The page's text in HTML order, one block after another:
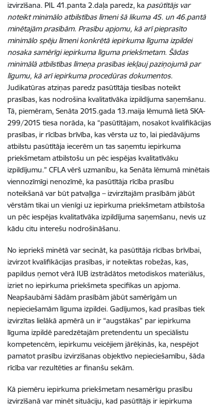
izvirzīšana. PIL 41.panta 2.daļa paredz, ka pasūtītājs var
noteikt minimālo atbilstības līmeni šā likuma 45. un 46.pantā
minētajām prasībām. Prasību apjomu, kā arī pieprasīto
minimālo spēju līmeni konkrētā iepirkuma līguma izpildei
nosaka samērīgi iepirkuma līguma priekšmetam. Šādas
minimālā atbilstības līmeņa prasības iekļauj paziņojumā par
līgumu, kā arī iepirkuma procedūras dokumentos.
Judikatūras atziņas paredz pasūtītāja tiesības noteikt
prasības, kas nodrošina kvalitatīvāka izpildījuma saņemšanu.
Tā, piemēram, Senāta 2015.gada 13.maija lēmumā lietā SKA-
299/2015 tiesa norāda, ka “pasūtītājam, nosakot kvalifikācijas
prasības, ir rīcības brīvība, kas vērsta uz to, lai piedāvājums
atbilstu pasūtītāja iecerēm un tas saņemtu iepirkuma
priekšmetam atbilstošu un pēc iespējas kvalitatīvāku
izpildījumu.” CFLA vērš uzmanību, ka Senāta lēmumā minētais
viennozīmīgi nenozīmē, ka pasūtītāja rīcība prasību
noteikšanā var būt patvaļīga – izvirzītajām prasībām jābūt
vērstām tikai un vienīgi uz iepirkuma priekšmetam atbilstoša
un pēc iespējas kvalitatīvāka izpildījuma saņemšanu, nevis uz
kādu citu interešu nodrošināšanu.
No iepriekš minētā var secināt, ka pasūtītāja rīcības brīvībai,
izvirzot kvalifikācijas prasības, ir noteiktas robežas, kas,
papildus ņemot vērā IUB izstrādātos metodiskos materiālus,
izriet no iepirkuma priekšmeta specifikas un apjoma.
Neapšaubāmi šādām prasībām jābūt samērīgām un
nepieciešamām līguma izpildei. Gadījumos, kad prasības tiek
izvirzītas lielākā apmērā un ir “augstākas” par iepirkuma
līguma izpildē paredzētajām pretendentu un speciālistu
kompetencēm, iepirkumu veicējiem jārēķinās, ka, nespējot
pamatot prasību izvirzīšanas objektīvo nepieciešamību, šāda
rīcība var rezultēties ar finanšu sekām.
Kā piemēru iepirkuma priekšmetam nesamērīgu prasību
izvirzīšanā var minēt situāciju, kad pasūtītājs ir iepirkuma